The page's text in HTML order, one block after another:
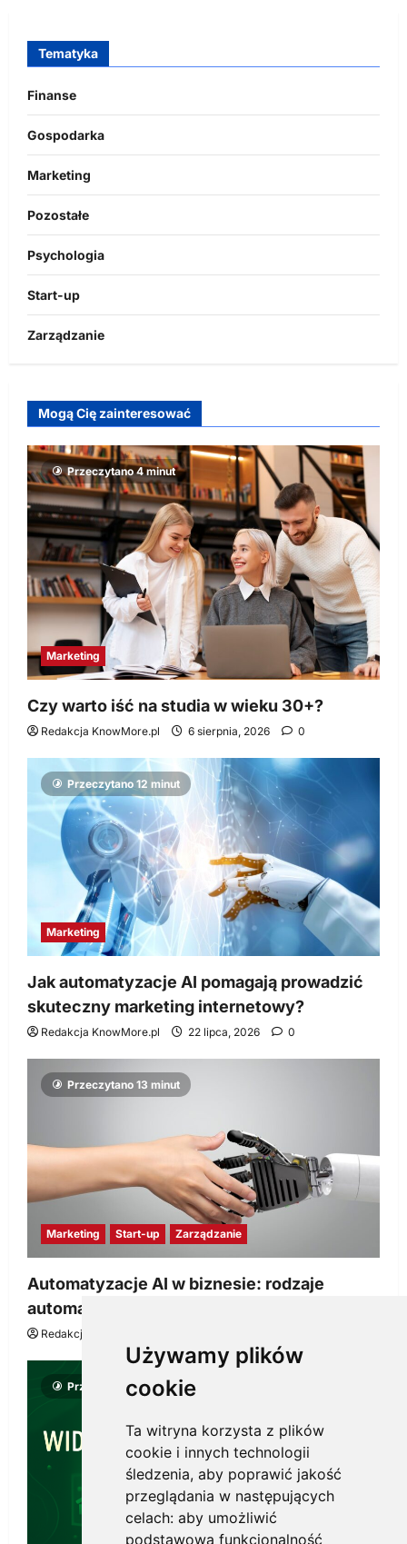
Używamy plików
cookie
Ta witryna korzysta z plików
cookie i innych technologii
śledzenia, aby poprawić jakość
przeglądania w następujących
celach: aby umożliwić
podstawową funkcjonalność
Tematyka
Finanse
Gospodarka
Marketing
Pozostałe
Psychologia
Start-up
Zarządzanie
Mogą Cię zainteresować
Przeczytano 4 minut
Marketing
Czy warto iść na studia w wieku 30+?
Redakcja KnowMore.pl 6 sierpnia, 2026 0
Przeczytano 12 minut
Marketing
Jak automatyzacje AI pomagają prowadzić
skuteczny marketing internetowy?
Redakcja KnowMore.pl 22 lipca, 2026 0
Przeczytano 13 minut
Marketing Start-up Zarządzanie
Automatyzacje AI w biznesie: rodzaje
automatyzacji i korzyści dla Twojej firmy
Redakcja KnowMore.pl
Przeczytano 8 minut